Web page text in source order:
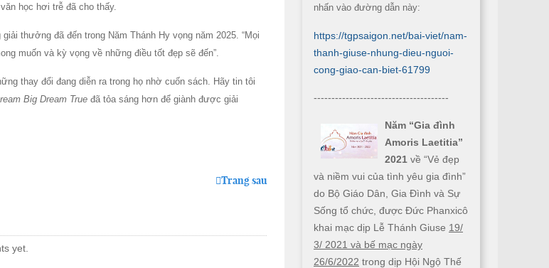
học hơi trễ đã cho thấy.
thưởng đã đến trong Năm Thánh Hy vọng năm 2025. “Mọi
muốn và kỳ vọng về những điều tốt đẹp sẽ đến”.
thay đổi đang diễn ra trong họ nhờ cuốn sách. Hãy tin tôi
Big Dream True đã tỏa sáng hơn để giành được giải
Trang sau
yet.
nhấn vào đường dẫn này:
https://tgpsaigon.net/bai-viet/nam-
thanh-giuse-nhung-dieu-nguoi-
cong-giao-can-biet-61799
--------------------------------------
Năm “Gia đình
Amoris Laetitia”
2021 về “Vẻ đẹp
và niềm vui của tình yêu gia đình”
do Bộ Giáo Dân, Gia Đình và Sự
Sống tổ chức, được Đức Phanxicô
khai mạc dịp Lễ Thánh Giuse 19/
3/ 2021 và bế mạc ngày
26/6/2022 trong dịp Hội Ngộ Thế